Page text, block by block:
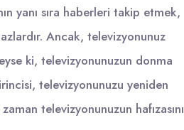
yanı sıra haberleri takip etmek,
Ancak, televizyonunuz
ki, televizyonunuzun donma
televizyonunuzu yeniden
televizyonunuzun hafızasını